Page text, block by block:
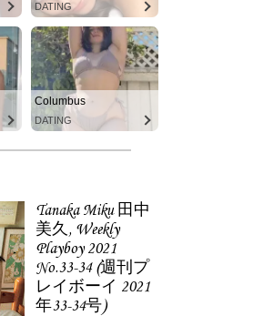
DATING
Columbus
DATING
Tanaka Miku 田中
美久, Weekly
Playboy 2021
No.33-34 (週刊プ
レイボーイ 2021
年33-34号)